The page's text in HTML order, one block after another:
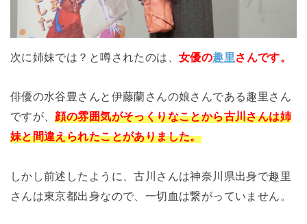
次に姉妹では？と噂されたのは、女優の趣里さんです。
俳優の水谷豊さんと伊藤蘭さんの娘さんである趣里さん
ですが、顔の雰囲気がそっくりなことから古川さんは姉
妹と間違えられたことがありました。
しかし前述したように、古川さんは神奈川県出身で趣里
さんは東京都出身なので、一切血は繋がっていません。